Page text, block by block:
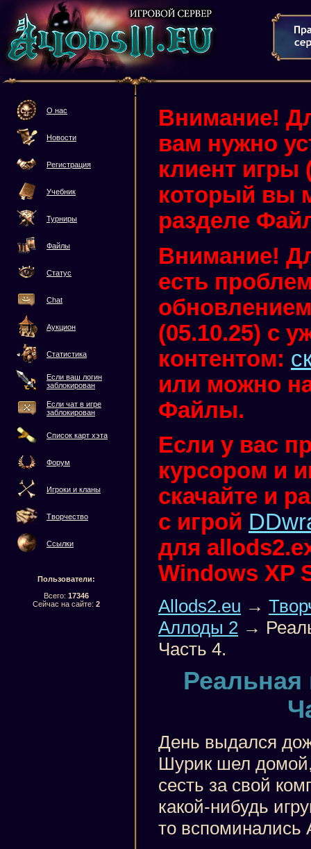
О нас
Новости
Регистрация
Учебник
Турниры
Файлы
Статус
Chat
Аукцион
Статистика
Если ваш логин
заблокирован
Если чат в игре
заблокирован
Список карт хэта
Форум
Игроки и кланы
Творчество
Ссылки
Пользователи:
Всего: 17346
Сейчас на сайте: 2
Внимание!
вам нужно
клиент игры
который вы
разделе
Внимание!
есть
(05.10.25) с
контентом:
или можно
Файлы.
Если у вас
курсором и
скачайте и
с игрой
для
Windows XP
Allods2.eu →
Аллоды 2 →
Часть 4.
Реальная
День выдался
Шурик шел
сесть за свой
какой-нибудь
то вспоминались